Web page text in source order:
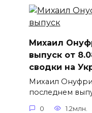
Михаил
выпуск от
сводки на
Михаил
последнем
0 1.2млн.